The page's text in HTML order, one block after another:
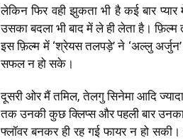
लेकिन फिर वही झुकता भी है कई बार
उसका बदला भी बाद में ले ही लेता है।
इस फ़िल्म में ‘श्रेयस तलपड़े’ ने ‘अल्लु
सफल न हो सके।
दूसरी ओर मैं तमिल, तेलगु सिनेमा आदि
तक उनकी कुछ क्लिप्स और पहली बार
फ्लॉवर बनकर ही रह गई फायर न हो